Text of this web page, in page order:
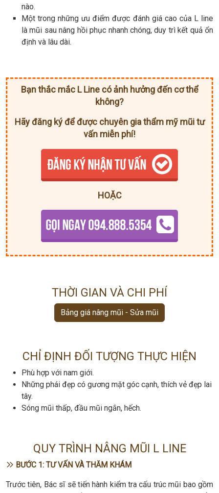
nào.
Một trong những ưu điểm được đánh giá cao của L line
là mũi sau nâng hồi phục nhanh chóng, duy trì kết quả ổn
định và lâu dài.
Bạn thắc mắc L Line có ảnh hưởng đến cơ thể
không?
Hãy đăng ký để được chuyên gia thẩm mỹ mũi tư
vấn miễn phí!
HOẶC
THỜI GIAN VÀ CHI PHÍ
Bảng giá nâng mũi - Sửa mũi
CHỈ ĐỊNH ĐỐI TƯỢNG THỰC HIỆN
Phù hợp với nam giới.
Những phái đẹp có gương mặt góc cạnh, thích vẻ đẹp lai
tây.
Sóng mũi thấp, đầu mũi ngắn, hếch.
QUY TRÌNH NÂNG MŨI L LINE
BƯỚC 1: TƯ VẤN VÀ THĂM KHÁM
Trước tiên, Bác sĩ sẽ tiến hành kiểm tra cấu trúc mũi bao gồm